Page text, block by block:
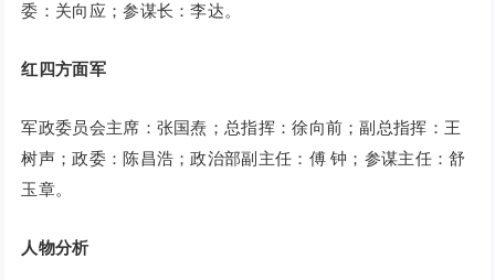
委：关向应；参谋长：李达。
红四方面军
军政委员会主席：张国焘；总指挥：徐向前；副总指挥：王
树声；政委：陈昌浩；政治部副主任：傅 钟；参谋主任：舒
玉章。
人物分析